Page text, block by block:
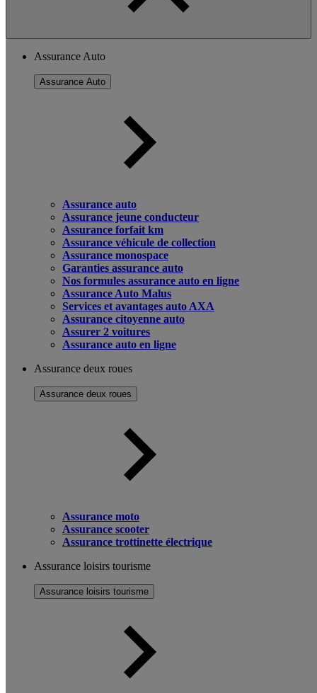
Assurance Auto
Assurance Auto
Assurance auto
Assurance jeune conducteur
Assurance forfait km
Assurance véhicule de collection
Assurance monospace
Garanties assurance auto
Nos formules assurance auto en ligne
Assurance Auto Malus
Services et avantages auto AXA
Assurance citoyenne auto
Assurer 2 voitures
Assurance auto en ligne
Assurance deux roues
Assurance deux roues
Assurance moto
Assurance scooter
Assurance trottinette électrique
Assurance loisirs tourisme
Assurance loisirs tourisme